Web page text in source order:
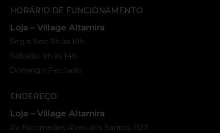
HORÁRIO DE FUNCIONAMENTO
Loja – Village Altamira
Seg a Sex: 9h às 19h
Sábado: 9h às 14h
Domingo: Fechado
ENDEREÇO
Loja – Village Altamira
Av. Nicomedes Alves dos Santos, 1127